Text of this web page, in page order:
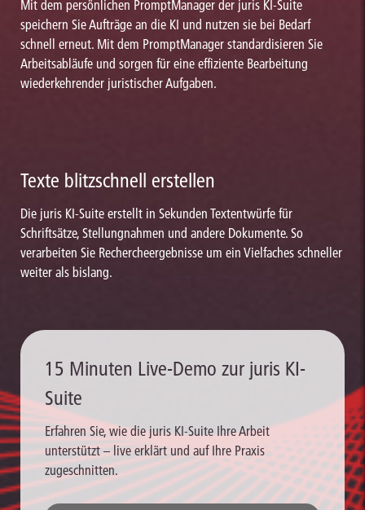
Mit dem persönlichen PromptManager der juris KI-Suite
speichern Sie Aufträge an die KI und nutzen sie bei Bedarf
schnell erneut. Mit dem PromptManager standardisieren Sie
Arbeitsabläufe und sorgen für eine effiziente Bearbeitung
wiederkehrender juristischer Aufgaben.
Texte blitzschnell erstellen
Die juris KI-Suite erstellt in Sekunden Textentwürfe für
Schriftsätze, Stellungnahmen und andere Dokumente. So
verarbeiten Sie Rechercheergebnisse um ein Vielfaches schneller
weiter als bislang.
15 Minuten Live-Demo zur juris KI-
Suite
Erfahren Sie, wie die juris KI-Suite Ihre Arbeit
unterstützt – live erklärt und auf Ihre Praxis
zugeschnitten.